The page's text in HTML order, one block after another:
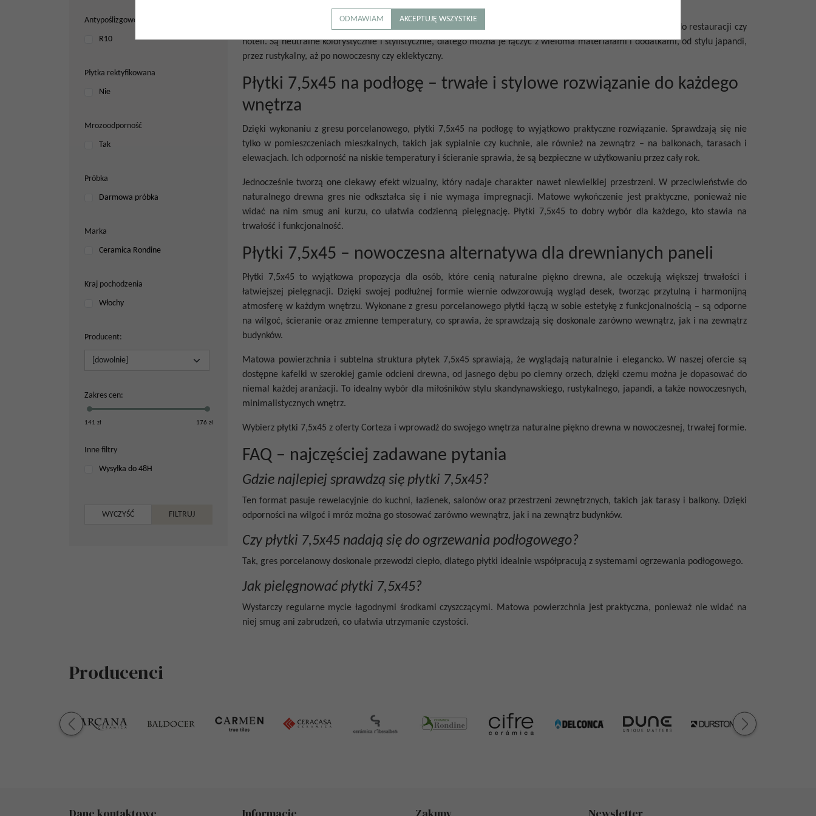
Oferowane przez nas płytki7,5x45 pasują zarówno do łazienek i kuchni, jak i salonów, przedpokojów, a nawet do restauracji czy
hoteli. Są neutralne kolorystycznie i stylistycznie, dlatego można je łączyć z wieloma materiałami i dodatkami, od stylu japandi,
przez rustykalny, aż po nowoczesny czy eklektyczny.
Płytki 7,5x45 na podłogę – trwałe i stylowe rozwiązanie do każdego
wnętrza
Dzięki wykonaniu z gresu porcelanowego, płytki 7,5x45 na podłogę to wyjątkowo praktyczne rozwiązanie. Sprawdzają się nie
tylko w pomieszczeniach mieszkalnych, takich jak sypialnie czy kuchnie, ale również na zewnątrz – na balkonach, tarasach i
elewacjach. Ich odporność na niskie temperatury i ścieranie sprawia, że są bezpieczne w użytkowaniu przez cały rok.
Jednocześnie tworzą one ciekawy efekt wizualny, który nadaje charakter nawet niewielkiej przestrzeni. W przeciwieństwie do
naturalnego drewna gres nie odkształca się i nie wymaga impregnacji. Matowe wykończenie jest praktyczne, ponieważ nie
widać na nim smug ani kurzu, co ułatwia codzienną pielęgnację. Płytki 7,5x45 to dobry wybór dla każdego, kto stawia na
trwałość i funkcjonalność.
Płytki 7,5x45 – nowoczesna alternatywa dla drewnianych paneli
Płytki 7,5x45 to wyjątkowa propozycja dla osób, które cenią naturalne piękno drewna, ale oczekują większej trwałości i
łatwiejszej pielęgnacji. Dzięki swojej podłużnej formie wiernie odwzorowują wygląd desek, tworząc przytulną i harmonijną
atmosferę w każdym wnętrzu. Wykonane z gresu porcelanowego płytki łączą w sobie estetykę z funkcjonalnością – są odporne
na wilgoć, ścieranie oraz zmienne temperatury, co sprawia, że sprawdzają się doskonale zarówno wewnątrz, jak i na zewnątrz
budynków.
Matowa powierzchnia i subtelna struktura płytek 7,5x45 sprawiają, że wyglądają naturalnie i elegancko. W naszej ofercie są
dostępne kafelki w szerokiej gamie odcieni drewna, od jasnego dębu po ciemny orzech, dzięki czemu można je dopasować do
niemal każdej aranżacji. To idealny wybór dla miłośników stylu skandynawskiego, rustykalnego, japandi, a także nowoczesnych,
minimalistycznych wnętrz.
Wybierz płytki 7,5x45 z oferty Corteza i wprowadź do swojego wnętrza naturalne piękno drewna w nowoczesnej, trwałej formie.
FAQ – najczęściej zadawane pytania
Gdzie najlepiej sprawdzą się płytki 7,5x45?
Ten format pasuje rewelacyjnie do kuchni, łazienek, salonów oraz przestrzeni zewnętrznych, takich jak tarasy i balkony. Dzięki
odporności na wilgoć i mróz można go stosować zarówno wewnątrz, jak i na zewnątrz budynków.
Czy płytki 7,5x45 nadają się do ogrzewania podłogowego?
Tak, gres porcelanowy doskonale przewodzi ciepło, dlatego płytki idealnie współpracują z systemami ogrzewania podłogowego.
Jak pielęgnować płytki 7,5x45?
Wystarczy regularne mycie łagodnymi środkami czyszczącymi. Matowa powierzchnia jest praktyczna, ponieważ nie widać na
niej smug ani zabrudzeń, co ułatwia utrzymanie czystości.
Antypoślizgowość
R10
Płytka rektyfikowana
Nie
Mrozoodporność
Tak
Próbka
Darmowa próbka
Marka
Ceramica Rondine
Kraj pochodzenia
Włochy
Producent:
Zakres cen:
141 zł 176 zł
Inne filtry
Wysyłka do 48H
Producenci
ODMAWIAM AKCEPTUJĘ WSZYSTKIE